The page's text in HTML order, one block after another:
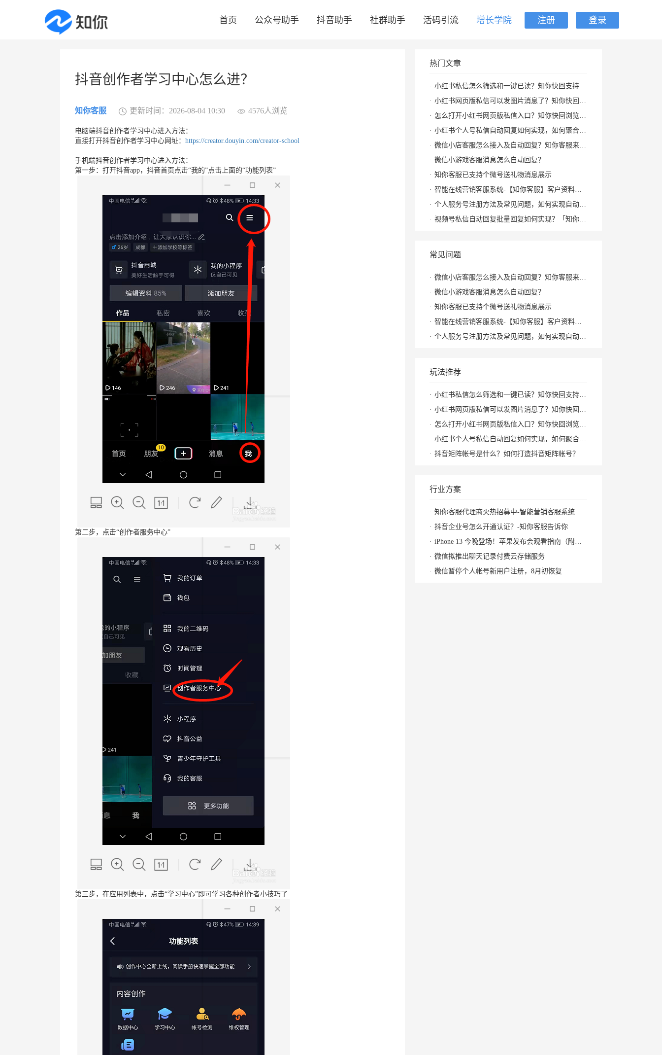
首页 公众号助手 抖音助手 社群助手 活码引流 增长学院 注册 登录
抖音创作者学习中心怎么进？
知你客服 更新时间：2026-08-04 10:30 4576人浏览
电脑端抖音创作者学习中心进入方法：
直接打开抖音创作者学习中心网址： https://creator.douyin.com/creator-school
手机端抖音创作者学习中心进入方法：
第一步：打开抖音app，抖音首页点击“我的”点击上面的“功能列表”
第二步，点击“创作者服务中心”
第三步，在应用列表中，点击“学习中心”即可学习各种创作者小技巧了
热门文章
小红书私信怎么筛选和一键已读？知你快回支持私聊群聊筛选、批量已读和图片回复
小红书网页版私信可以发图片消息了？知你快回插件支持多种形式图片发送和AI自动回复
怎么打开小红书网页版私信入口？知你快回浏览器插件帮你打开小红书私信AI回复及快捷回复
小红书个人号私信自动回复如何实现，如何聚合回复小红书私信及群消息？知你客服来解决
微信小店客服怎么接入及自动回复？知你客服来帮您
微信小游戏客服消息怎么自动回复？
知你客服已支持个微号送礼物消息展示
智能在线营销客服系统-【知你客服】客户资料已支持打开PC小程序
个人服务号注册方法及常见问题，如何实现自动回复攻略
视频号私信自动回复批量回复如何实现？「知你客服」来帮您
常见问题
微信小店客服怎么接入及自动回复？知你客服来帮您
微信小游戏客服消息怎么自动回复？
知你客服已支持个微号送礼物消息展示
智能在线营销客服系统-【知你客服】客户资料已支持打开PC小程序
个人服务号注册方法及常见问题，如何实现自动回复攻略
玩法推荐
小红书私信怎么筛选和一键已读？知你快回支持私聊群聊筛选、批量已读和图片回复
小红书网页版私信可以发图片消息了？知你快回插件支持多种形式图片发送和AI自动回复
怎么打开小红书网页版私信入口？知你快回浏览器插件帮你打开小红书私信AI回复及快捷回复
小红书个人号私信自动回复如何实现，如何聚合回复小红书私信及群消息？知你客服来解决
抖音矩阵帐号是什么？如何打造抖音矩阵帐号？
行业方案
知你客服代理商火热招募中-智能营销客服系统
抖音企业号怎么开通认证？-知你客服告诉你
iPhone 13 今晚登场！苹果发布会观看指南（附直播入口）
微信拟推出聊天记录付费云存储服务
微信暂停个人帐号新用户注册，8月初恢复